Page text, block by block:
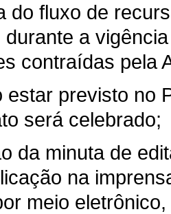
do fluxo de
durante a
contraídas pela
estar previsto no
será celebrado;
da minuta de
na
meio